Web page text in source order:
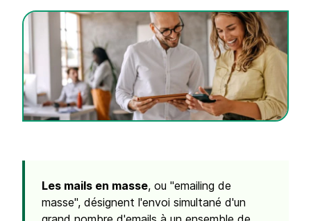
Les mails en masse, ou "emailing de
masse", désignent l'envoi simultané d'un